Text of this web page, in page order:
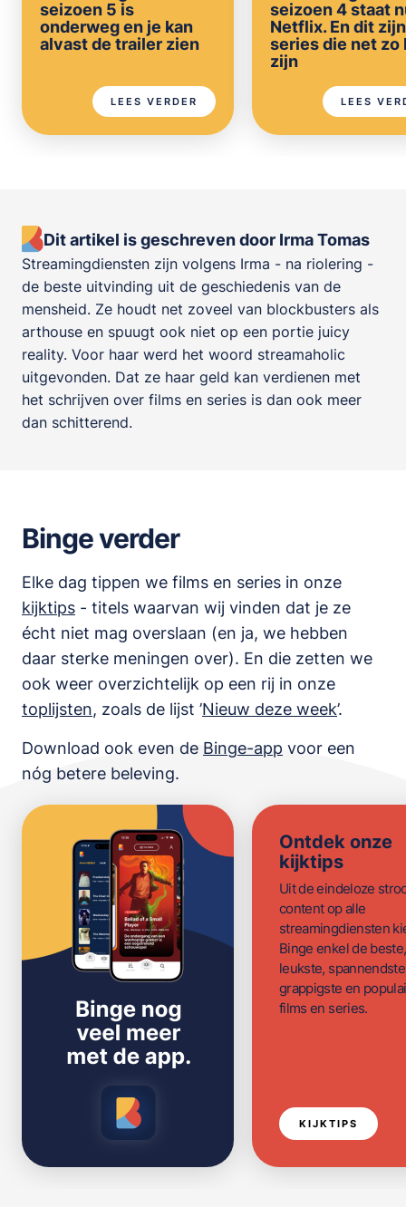
seizoen 5 is
onderweg en je kan
alvast de trailer zien
LEES VERDER
seizoen 4 staat
Netflix. En dit
series die net zo
zijn
LEES
Dit artikel is geschreven door Irma Tomas
Streamingdiensten zijn volgens Irma - na riolering -
de beste uitvinding uit de geschiedenis van de
mensheid. Ze houdt net zoveel van blockbusters als
arthouse en spuugt ook niet op een portie juicy
reality. Voor haar werd het woord streamaholic
uitgevonden. Dat ze haar geld kan verdienen met
het schrijven over films en series is dan ook meer
dan schitterend.
Binge verder
Elke dag tippen we films en series in onze
kijktips - titels waarvan wij vinden dat je ze
écht niet mag overslaan (en ja, we hebben
daar sterke meningen over). En die zetten we
ook weer overzichtelijk op een rij in onze
toplijsten, zoals de lijst ’Nieuw deze week’.
Download ook even de Binge-app voor een
nóg betere beleving.
Ontdek onze
kijktips
Uit de eindeloze
content op alle
streamingdiensten
Binge enkel de beste,
leukste,
grappigste en
films en series.
KIJKTIPS